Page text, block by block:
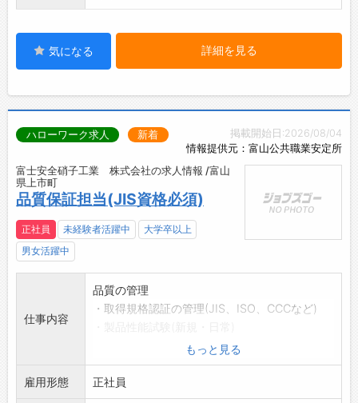
気になる 詳細を見る
掲載開始日:2026/08/04
情報提供元：富山公共職業安定所
ハローワーク求人 新着
富士安全硝子工業 株式会社の求人情報 /富山
県上市町
品質保証担当(JIS資格必須)
正社員 未経験者活躍中
大学卒以上
男女活躍中
仕事内容
品質の管理
・取得規格認証の管理(JIS、ISO、CCCなど)
・製造作業標準の作成
・製品品質の保全
【変更範囲:会社の定める業務】
もっと見る
雇用形態 正社員